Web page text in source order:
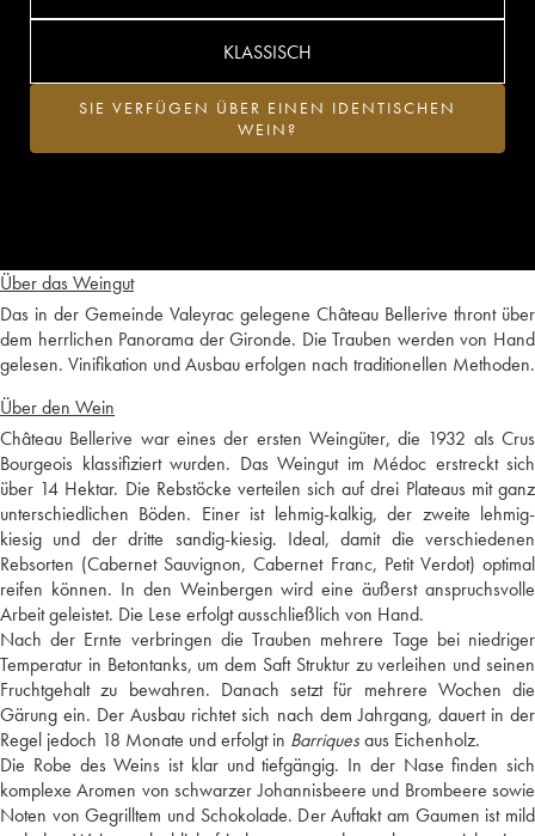
Über das Weingut
Das in der Gemeinde Valeyrac gelegene Château Bellerive thront über
dem herrlichen Panorama der Gironde. Die Trauben werden von Hand
gelesen. Vinifikation und Ausbau erfolgen nach traditionellen Methoden.
Über den Wein
Château Bellerive war eines der ersten Weingüter, die 1932 als Crus
Bourgeois klassifiziert wurden. Das Weingut im Médoc erstreckt sich
über 14 Hektar. Die Rebstöcke verteilen sich auf drei Plateaus mit ganz
unterschiedlichen Böden. Einer ist lehmig-kalkig, der zweite lehmig-
kiesig und der dritte sandig-kiesig. Ideal, damit die verschiedenen
Rebsorten (Cabernet Sauvignon, Cabernet Franc, Petit Verdot) optimal
reifen können. In den Weinbergen wird eine äußerst anspruchsvolle
Arbeit geleistet. Die Lese erfolgt ausschließlich von Hand.
Nach der Ernte verbringen die Trauben mehrere Tage bei niedriger
Temperatur in Betontanks, um dem Saft Struktur zu verleihen und seinen
Fruchtgehalt zu bewahren. Danach setzt für mehrere Wochen die
Gärung ein. Der Ausbau richtet sich nach dem Jahrgang, dauert in der
Regel jedoch 18 Monate und erfolgt in Barriquesaus Eichenholz.
Die Robe des Weins ist klar und tiefgängig. In der Nase finden sich
komplexe Aromen von schwarzer Johannisbeere und Brombeere sowie
Noten von Gegrilltem und Schokolade. Der Auftakt am Gaumen ist mild
KLASSISCH
SIE VERFÜGEN ÜBER EINEN IDENTISCHEN
WEIN?